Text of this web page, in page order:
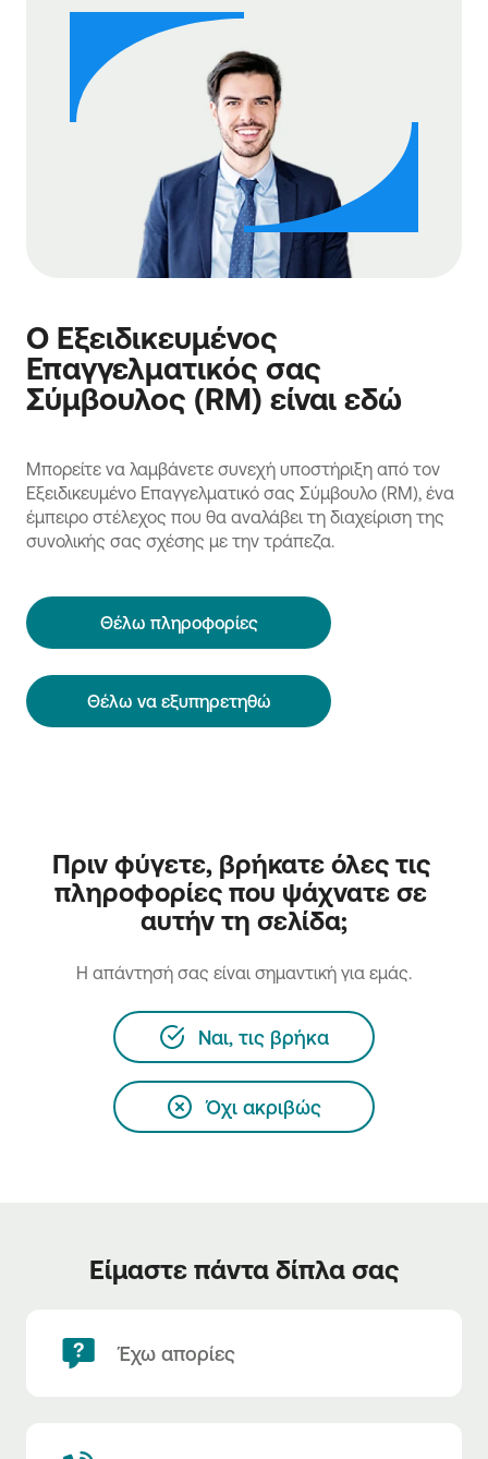
Ο Εξειδικευμένος
Επαγγελματικός σας
Σύμβουλος (RM) είναι εδώ
Μπορείτε να λαμβάνετε συνεχή υποστήριξη από τον
Εξειδικευμένο Επαγγελματικό σας Σύμβουλο (RM), ένα
έμπειρο στέλεχος που θα αναλάβει τη διαχείριση της
συνολικής σας σχέσης με την τράπεζα.
Θέλω πληροφορίες
Θέλω να εξυπηρετηθώ
Πριν φύγετε, βρήκατε όλες τις
πληροφορίες που ψάχνατε σε
αυτήν τη σελίδα;
H απάντησή σας είναι σημαντική για εμάς.
Ναι, τις βρήκα
Όχι ακριβώς
Είμαστε πάντα δίπλα σας
Έχω απορίες